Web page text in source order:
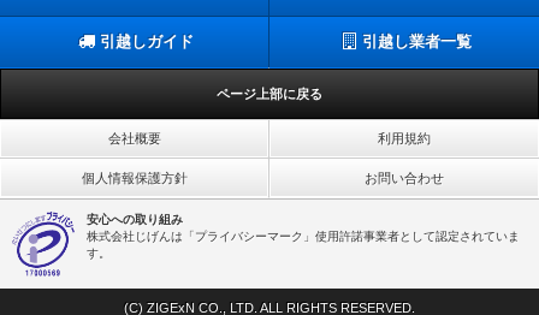
引越しガイド 引越し業者一覧
ページ上部に戻る
会社概要 利用規約
個人情報保護方針 お問い合わせ
安心への取り組み
株式会社じげんは「プライバシーマーク」使用許諾事業者として認定されていま
す。
(C) ZIGExN CO., LTD. ALL RIGHTS RESERVED.